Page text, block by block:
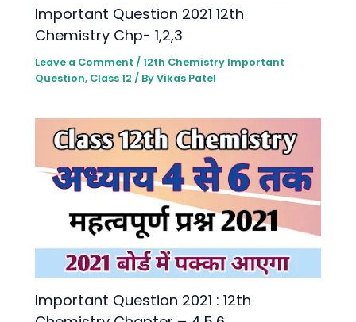
lmportant Question 2021 12th
Chemistry Chp- 1,2,3
Leave a Comment / 12th Chemistry lmportant
Question, Class 12 / ByVikas Patel
lmportant Question 2021 : 12th